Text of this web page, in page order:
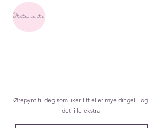
Statements
Ørepynt til deg som liker litt eller mye dingel - og
det lille ekstra